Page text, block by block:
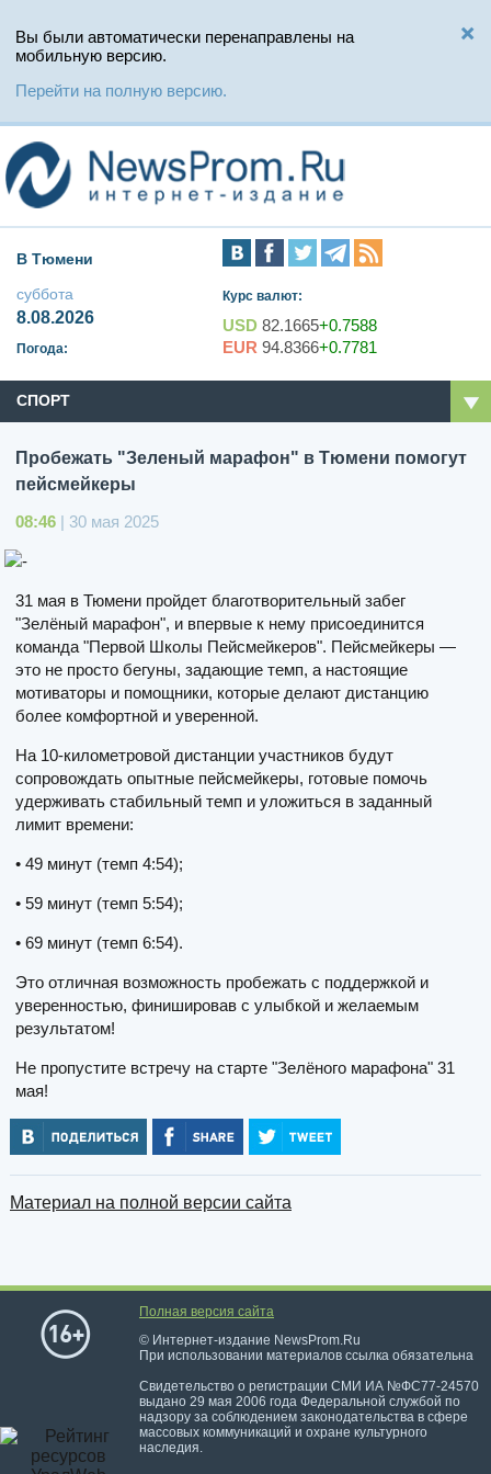
Вы были автоматически перенаправлены на
мобильную версию.
Перейти на полную версию.
В Тюмени
суббота
8.08.2026
Погода:
Курс валют:
USD 82.1665+0.7588
EUR 94.8366+0.7781
СПОРТ
Пробежать "Зеленый марафон" в Тюмени помогут
пейсмейкеры
08:46 | 30 мая 2025
31 мая в Тюмени пройдет благотворительный забег
"Зелёный марафон", и впервые к нему присоединится
команда "Первой Школы Пейсмейкеров". Пейсмейкеры —
это не просто бегуны, задающие темп, а настоящие
мотиваторы и помощники, которые делают дистанцию
более комфортной и уверенной.
На 10-километровой дистанции участников будут
сопровождать опытные пейсмейкеры, готовые помочь
удерживать стабильный темп и уложиться в заданный
лимит времени:
• 49 минут (темп 4:54);
• 59 минут (темп 5:54);
• 69 минут (темп 6:54).
Это отличная возможность пробежать с поддержкой и
уверенностью, финишировав с улыбкой и желаемым
результатом!
Не пропустите встречу на старте "Зелёного марафона" 31
мая!
Материал на полной версии сайта
Полная версия сайта
© Интернет-издание NewsProm.Ru
При использовании материалов ссылка обязательна
Свидетельство о регистрации СМИ ИА №ФС77-24570
выдано 29 мая 2006 года Федеральной службой по
надзору за соблюдением законодательства в сфере
массовых коммуникаций и охране культурного
наследия.